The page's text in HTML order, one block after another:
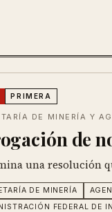
PRIMERA
DE MINERÍA Y
de
una resolución
DE MINERÍA
FEDERAL DE